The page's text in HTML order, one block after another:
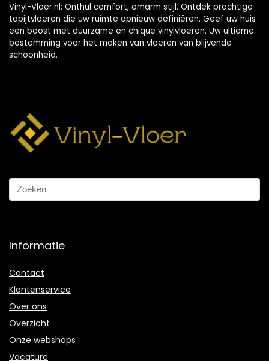
Vinyl-Vloer.nl: Onthul comfort, omarm stijl. Ontdek prachtige
tapijtvloeren die uw ruimte opnieuw definiëren. Geef uw huis
een boost met duurzame en chique vinylvloeren. Uw ultieme
bestemming voor het maken van vloeren van blijvende
schoonheid.
Informatie
Contact
Klantenservice
Over ons
Overzicht
Onze webshops
Vacature